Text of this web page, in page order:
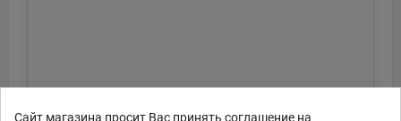
Сайт магазина просит Вас принять соглашение на